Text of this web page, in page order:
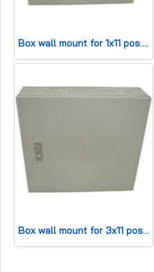
Box wall mount for 1x11 pos. (HWD 42x25x13cm) 100 pair
Box wall mount for 3x11 pos. (HWD42x65x13cm) 300 pair